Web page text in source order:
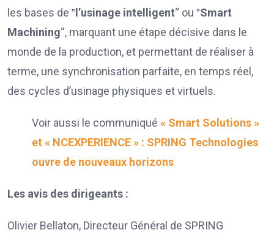
les bases de ‟l’usinage intelligent“ ou ‟Smart
Machining“, marquant une étape décisive dans le
monde de la production, et permettant de réaliser à
terme, une synchronisation parfaite, en temps réel,
des cycles d’usinage physiques et virtuels.
Voir aussi le communiqué « Smart Solutions »
et « NCEXPERIENCE » : SPRING Technologies
ouvre de nouveaux horizons
Les avis des dirigeants :
Olivier Bellaton, Directeur Général de SPRING